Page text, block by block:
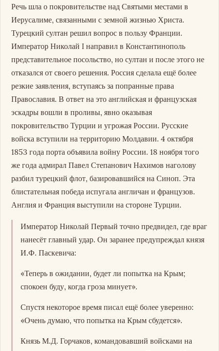
Речь шла о покровительстве над Святыми местами в
Иерусалиме, связанными с земной жизнью Христа.
Турецкий султан решил вопрос в пользу Франции.
Император Николай I направил в Константинополь
представительное посольство, но султан и после этого не
отказался от своего решения. Россия сделала ещё более
резкие заявления, вступаясь за попранные права
Православия. В ответ на это английская и французская
эскадры вошли в проливы, явно оказывая
покровительство Турции и угрожая России. Русские
войска вступили на территорию Молдавии. 4 октября
1853 года порта объявила войну России. 18 ноября того
же года адмирал Павел Степанович Нахимов наголову
разбил турецкий флот, базировавшийся на Синоп. Эта
блистательная победа испугала англичан и французов.
Англия и Франция выступили на стороне Турции.
Император Николай Первый точно предвидел, где враг
нанесёт главный удар. Он заранее предупреждал князя
И.Ф. Паскевича:
«Теперь в ожидании, будет ли попытка на Крым;
спокоен буду, когда гроза минует».
Спустя некоторое время писал ещё более уверенно:
«Очень думаю, что попытка на Крым сбудется».
Князь М.Д. Горчаков, командовавший войсками на